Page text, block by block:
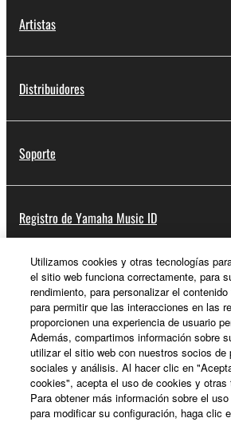
Artistas
Distribuidores
Soporte
Registro de Yamaha Music ID
Acerca de Yamaha
España - Spanish
Empresa
Utilizamos cookies y otras tecnologías
el sitio web funciona correctamente, para
rendimiento, para personalizar el
para permitir que las interacciones en las
proporcionen una experiencia de usuario
Además, compartimos información sobre
utilizar el sitio web con nuestros socios de
sociales y análisis. Al hacer clic en
cookies", acepta el uso de cookies y otras
Para obtener más información sobre el
para modificar su configuración, haga clic